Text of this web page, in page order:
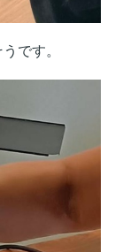
です。